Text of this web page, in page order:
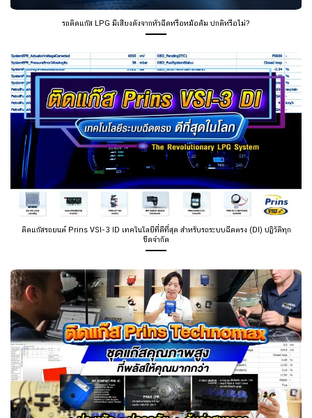
รถติดแก๊ส LPG มีเสียงดังจากหัวฉีดหรือหม้อต้ม ปกติหรือไม่?
ติดแก๊สรถยนต์ Prins VSI-3 ID เทคโนโลยีที่ดีที่สุด สำหรับรถระบบฉีดตรง (DI) ปฏิวัติทุก
ขีดจำกัด